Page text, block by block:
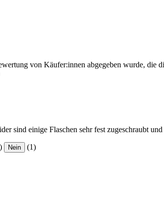
von Käufer:innen abgegeben wurde, die
sind einige Flaschen sehr fest zugeschraubt
Nein (1)